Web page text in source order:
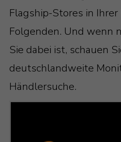
Flagship-Stores in
Folgenden. Und wenn
Sie dabei ist, schauen
deutschlandweite
Händlersuche.